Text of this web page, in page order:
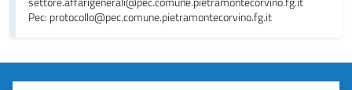
Pec: protocollo@pec.comune.pietramontecorvino.fg.it